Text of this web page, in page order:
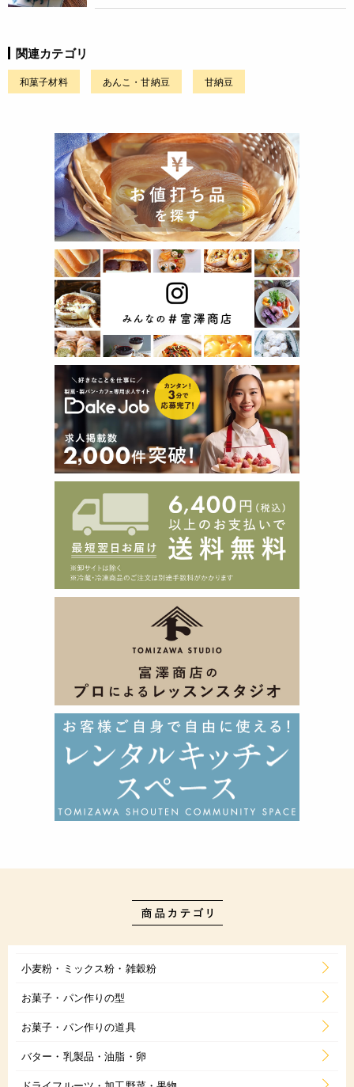
関連カテゴリ
和菓子材料 あんこ・甘納豆 甘納豆
小麦粉・ミックス粉・雑穀粉
お菓子・パン作りの型
お菓子・パン作りの道具
バター・乳製品・油脂・卵